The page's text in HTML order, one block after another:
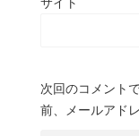
次回のコメント
前、メールアド